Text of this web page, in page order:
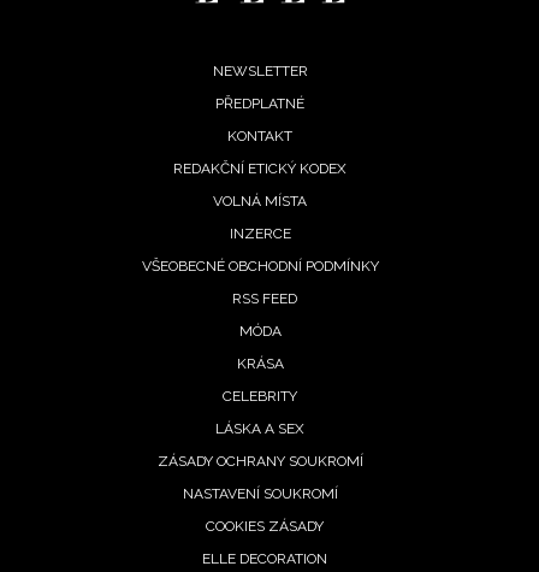
NEWSLETTER
PŘEDPLATNÉ
KONTAKT
REDAKČNÍ ETICKÝ KODEX
VOLNÁ MÍSTA
INZERCE
VŠEOBECNÉ OBCHODNÍ PODMÍNKY
RSS FEED
MÓDA
KRÁSA
CELEBRITY
LÁSKA A SEX
ZÁSADY OCHRANY SOUKROMÍ
NASTAVENÍ SOUKROMÍ
COOKIES ZÁSADY
ELLE DECORATION